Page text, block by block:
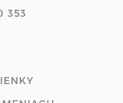
353